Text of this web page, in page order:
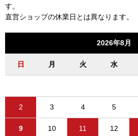
す。
直営ショップの休業日とは異なります。
2026年8月
日 月 火 水
2 3 4 5
9 10 11 12